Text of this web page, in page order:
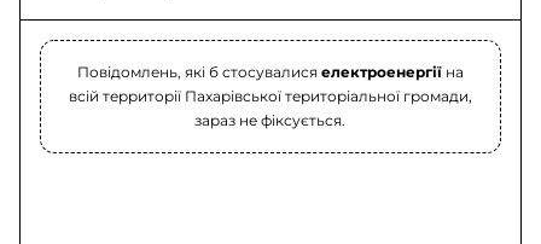
Повідомлень, які б стосувалися електроенергіїна
всій территорії Пахарівської територіальної громади,
зараз не фіксується.